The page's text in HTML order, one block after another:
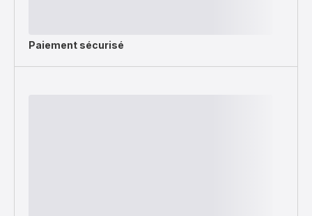
Paiement sécurisé